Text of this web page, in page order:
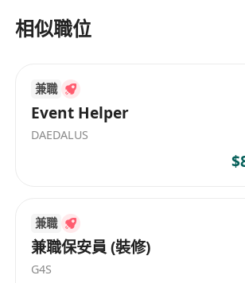
帳及交易記錄處理，確保每宗銷
度與銷售轉化率
定期整理倉儲及後場區域，協助
箱及標準貨籃），並按規範完成
清潔檢查表要求
主動觀察顧客需求，提供友善、
的服務，妥善處理簡單查詢與基
相似職位
兼職
Event Helper
DAEDALUS
兼職
兼職保安員 (裝修)
G4S